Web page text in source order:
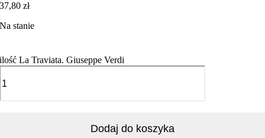
37,80zł
Na stanie
ilość La Traviata. Giuseppe Verdi
Dodaj do koszyka